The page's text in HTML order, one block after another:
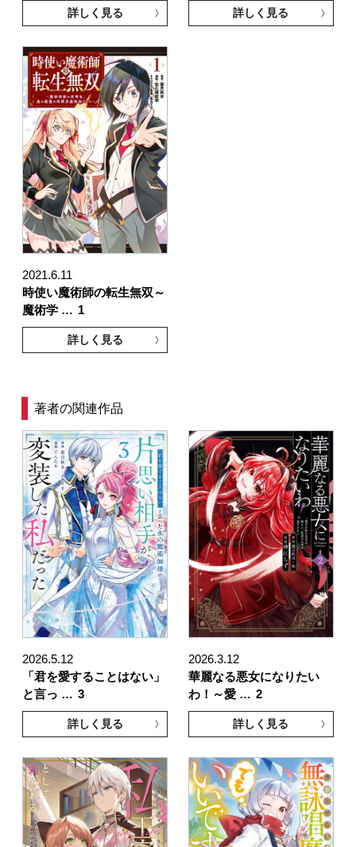
詳しく見る 詳しく見る
2021.6.11
時使い魔術師の転生無双～
魔術学 … 1
詳しく見る
著者の関連作品
2026.5.12
「君を愛することはない」
と言っ … 3
詳しく見る
2026.3.12
華麗なる悪女になりたい
わ！～愛 … 2
詳しく見る